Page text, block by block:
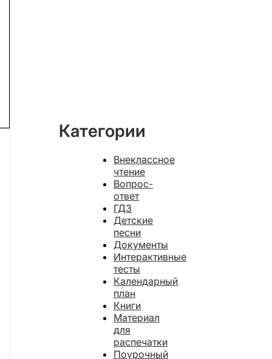
Категории
Внеклассное
чтение
Вопрос-
ответ
ГДЗ
Детские
песни
Документы
Интерактивные
тесты
Календарный
план
Книги
Материал
для
распечатки
Поурочный